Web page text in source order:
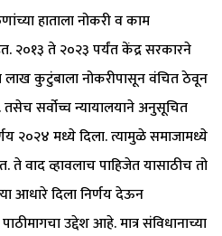
हाताला नोकरी व काम
२०१३ ते २०२३ पर्यंत केंद्र सरकारने
लाख कुटुंबाला नोकरीपासून वंचित ठेवून
सर्वोच्च न्यायालयाने अनुसूचित
२०२४ मध्ये दिला. त्यामुळे समाजामध्ये
व्हावलाच पाहिजेत यासाठीच तो
आधारे दिला निर्णय देऊन
उद्देश आहे. मात्र संविधानाच्या